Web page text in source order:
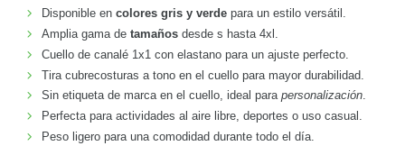
Disponible en colores gris y verdepara un estilo versátil.
Amplia gama de tamañosdesde s hasta 4xl.
Cuello de canalé 1x1 con elastano para un ajuste perfecto.
Tira cubrecosturas a tono en el cuello para mayor durabilidad.
Sin etiqueta de marca en el cuello, ideal para personalización.
Perfecta para actividades al aire libre, deportes o uso casual.
Peso ligero para una comodidad durante todo el día.